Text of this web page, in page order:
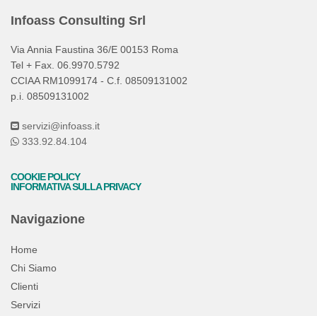
Infoass Consulting Srl
Via Annia Faustina 36/E 00153 Roma
Tel + Fax. 06.9970.5792
CCIAA RM1099174 - C.f. 08509131002
p.i. 08509131002
servizi@infoass.it
333.92.84.104
COOKIE POLICY
INFORMATIVA SULLA PRIVACY
Navigazione
Home
Chi Siamo
Clienti
Servizi